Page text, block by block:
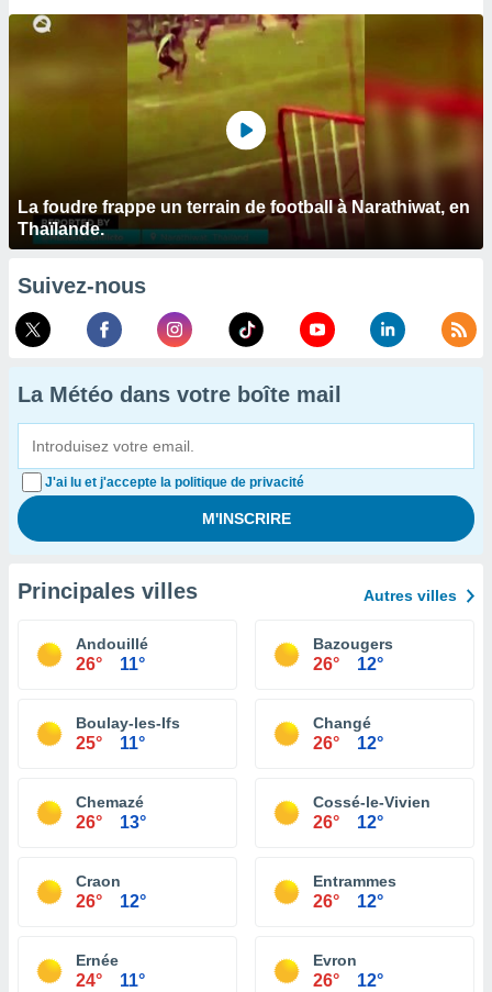
La foudre frappe un terrain de football à Narathiwat, en
Thaïlande.
Suivez-nous
La Météo dans votre boîte mail
J'ai lu et j'accepte la politique de privacité
Principales villes Autres villes
Andouillé
26° 11°
Bazougers
26° 12°
Boulay-les-Ifs
25° 11°
Changé
26° 12°
Chemazé
26° 13°
Cossé-le-Vivien
26° 12°
Craon
26° 12°
Entrammes
26° 12°
Ernée
24° 11°
Evron
26° 12°